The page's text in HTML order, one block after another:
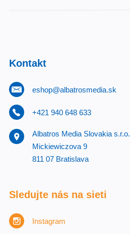
Kontakt
eshop@albatrosmedia.sk
+421 940 648 633
Albatros Media Slovakia s.r.o.
Mickiewiczova 9
811 07 Bratislava
Sledujte nás na sieti
Instagram